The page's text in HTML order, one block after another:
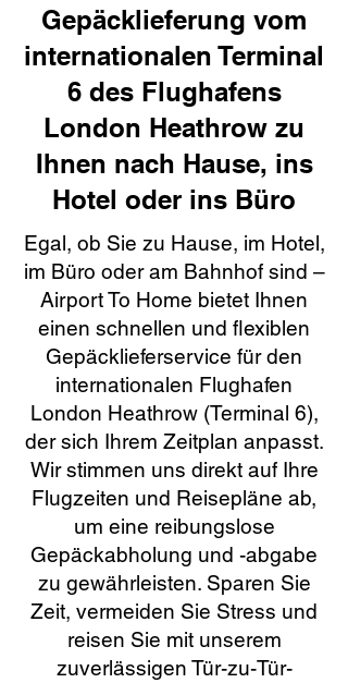
Gepäcklieferung vom
internationalen Terminal
6 des Flughafens
London Heathrow zu
Ihnen nach Hause, ins
Hotel oder ins Büro
Egal, ob Sie zu Hause, im Hotel,
im Büro oder am Bahnhof sind –
Airport To Home bietet Ihnen
einen schnellen und flexiblen
Gepäcklieferservice für den
internationalen Flughafen
London Heathrow (Terminal 6),
der sich Ihrem Zeitplan anpasst.
Wir stimmen uns direkt auf Ihre
Flugzeiten und Reisepläne ab,
um eine reibungslose
Gepäckabholung und -abgabe
zu gewährleisten. Sparen Sie
Zeit, vermeiden Sie Stress und
reisen Sie mit unserem
zuverlässigen Tür-zu-Tür-